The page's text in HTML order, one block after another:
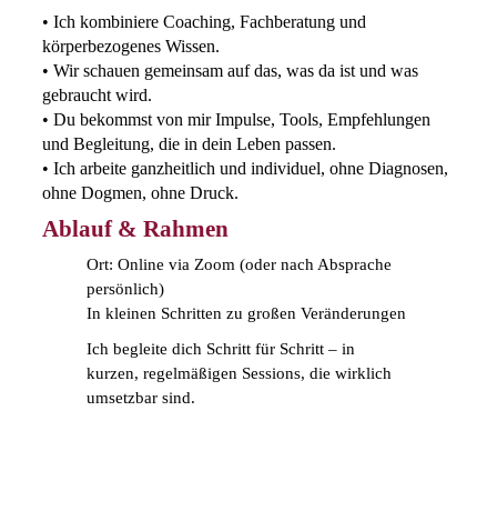
• Ich kombiniere Coaching, Fachberatung und
körperbezogenes Wissen.
• Wir schauen gemeinsam auf das, was da ist und was
gebraucht wird.
• Du bekommst von mir Impulse, Tools, Empfehlungen
und Begleitung, die in dein Leben passen.
• Ich arbeite ganzheitlich und individuel, ohne Diagnosen,
ohne Dogmen, ohne Druck.
Ablauf & Rahmen
Ort: Online via Zoom (oder nach Absprache
persönlich)
In kleinen Schritten zu großen Veränderungen
Ich begleite dich Schritt für Schritt – in
kurzen, regelmäßigen Sessions, die wirklich
umsetzbar sind.